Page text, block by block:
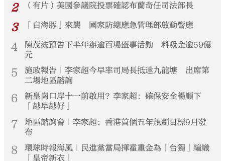
2 （有片）美國參議院投票確認布蘭奇任司法部長
3 「白海豚」來襲 國家防總應急管理部啟動響應
4
陳茂波預告下半年辦逾百場盛事活動 料吸金逾59億
元
5
施政報告｜李家超今早率司局長抵達九龍塘 出席第
二場地區諮詢
6
新皇崗口岸十一前啟用？李家超：確保安全暢順下
「越早越好」
7
地區諮詢會｜李家超：香港首個五年規劃目標9月發
布
8
環球時報海風｜民進黨當局揮霍重金為「台獨」編織
「皇帝新衣」